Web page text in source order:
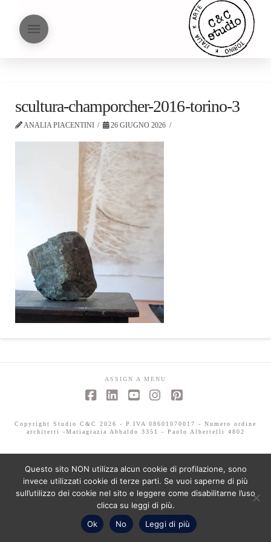
scultura-champorcher-2016-torino-3
ANALIA PIACENTINI 26 GIUGNO 2026
ASSIGN A MENU
Copyright Studio C&C 2026 - P.IVA 08601070017 - Numero ordine
architetti -Mariagrazia Abbaldo 3351 - Paolo Albertelli 4802
Questo sito NON utilizza alcun cookie di profilazione, sono
invece utilizzati cookie di terze parti. Se vuoi saperne di più
sull’utilizzo dei cookie nel sito e leggere come disabilitarne l’uso
clicca su leggi di più.
Ok
No Leggi di più